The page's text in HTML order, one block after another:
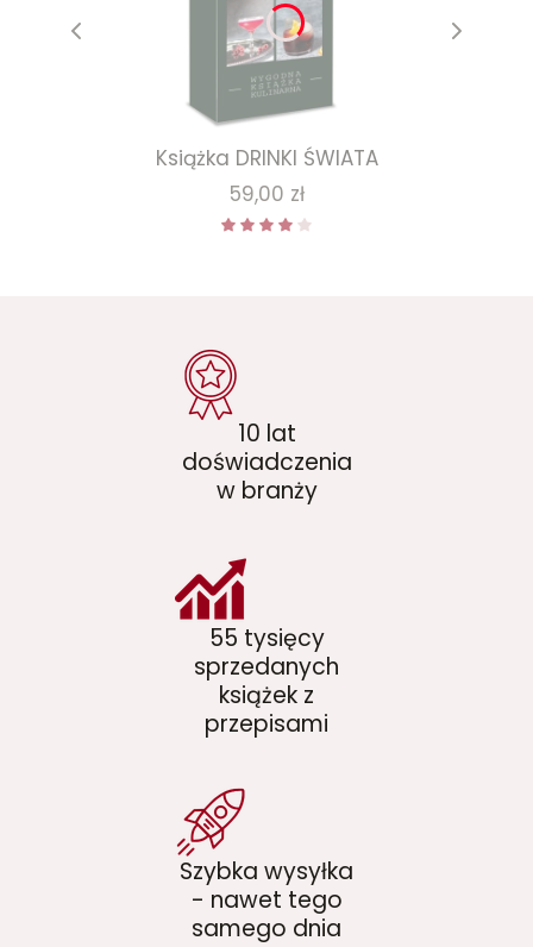
Książka DRINKI ŚWIATA
Cena
59,00 zł
10 lat
doświadczenia
w branży
55 tysięcy
sprzedanych
książek z
przepisami
Szybka wysyłka
- nawet tego
samego dnia